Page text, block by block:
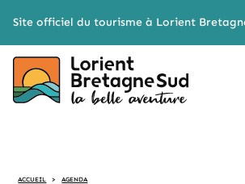
Site officiel du tourisme à Lorient
ACCUEIL > AGENDA